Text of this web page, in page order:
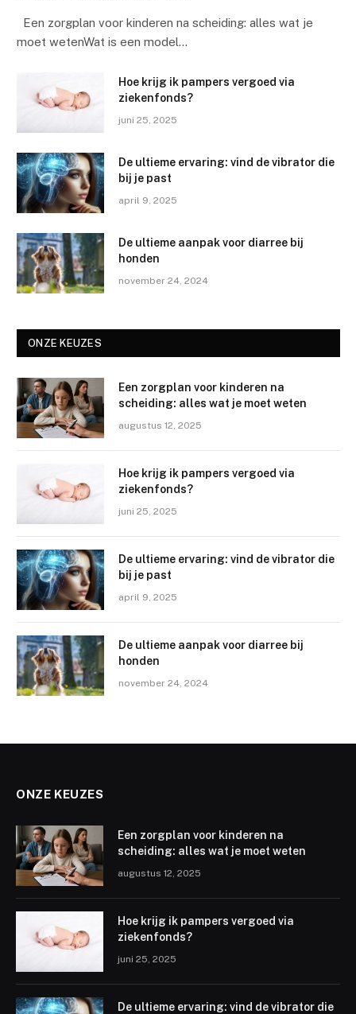
Een zorgplan voor kinderen na scheiding: alles wat je
moet wetenWat is een model…
Hoe krijg ik pampers vergoed via
ziekenfonds?
juni 25, 2025
De ultieme ervaring: vind de vibrator die
bij je past
april 9, 2025
De ultieme aanpak voor diarree bij
honden
november 24, 2024
ONZE KEUZES
Een zorgplan voor kinderen na
scheiding: alles wat je moet weten
augustus 12, 2025
Hoe krijg ik pampers vergoed via
ziekenfonds?
juni 25, 2025
De ultieme ervaring: vind de vibrator die
bij je past
april 9, 2025
De ultieme aanpak voor diarree bij
honden
november 24, 2024
ONZE KEUZES
Een zorgplan voor kinderen na
scheiding: alles wat je moet weten
augustus 12, 2025
Hoe krijg ik pampers vergoed via
ziekenfonds?
juni 25, 2025
De ultieme ervaring: vind de vibrator die